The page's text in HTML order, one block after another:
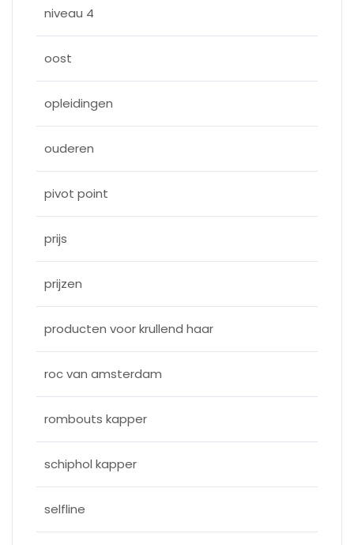
niveau 4
oost
opleidingen
ouderen
pivot point
prijs
prijzen
producten voor krullend haar
roc van amsterdam
rombouts kapper
schiphol kapper
selfline